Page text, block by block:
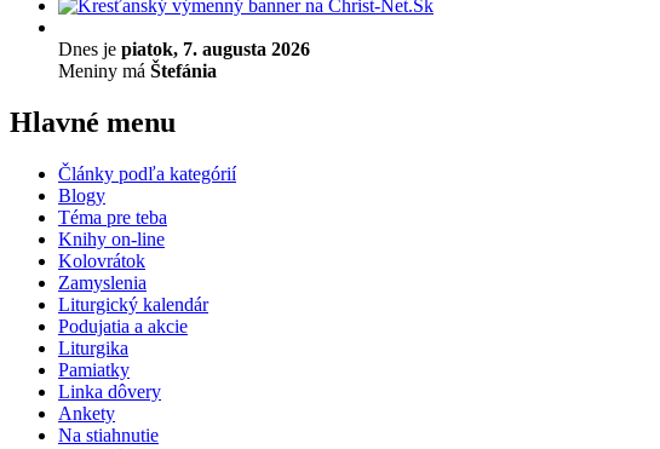
Dnes je piatok, 7. augusta 2026
Meniny má Štefánia
Hlavné menu
Články podľa kategórií
Blogy
Téma pre teba
Knihy on-line
Kolovrátok
Zamyslenia
Liturgický kalendár
Podujatia a akcie
Liturgika
Pamiatky
Linka dôvery
Ankety
Na stiahnutie